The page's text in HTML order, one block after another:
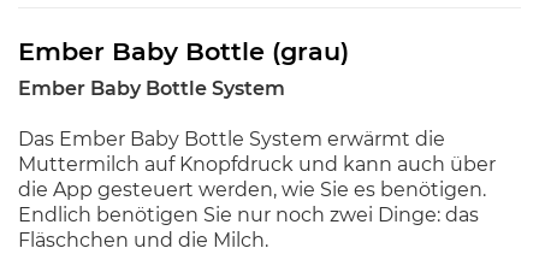
Ember Baby Bottle (grau)
Ember Baby Bottle System
Das Ember Baby Bottle System erwärmt die
Muttermilch auf Knopfdruck und kann auch über
die App gesteuert werden, wie Sie es benötigen.
Endlich benötigen Sie nur noch zwei Dinge: das
Fläschchen und die Milch.